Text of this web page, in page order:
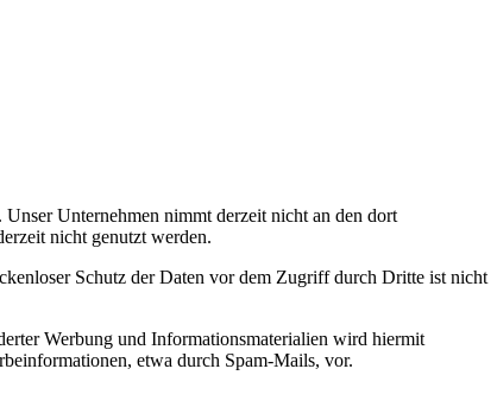
Unternehmen nimmt derzeit nicht an den dort
nicht genutzt werden.
Schutz der Daten vor dem Zugriff durch Dritte ist nicht
Werbung und Informationsmaterialien wird hiermit
etwa durch Spam-Mails, vor.